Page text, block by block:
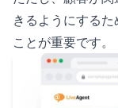
きるようにする
ことが重要です。